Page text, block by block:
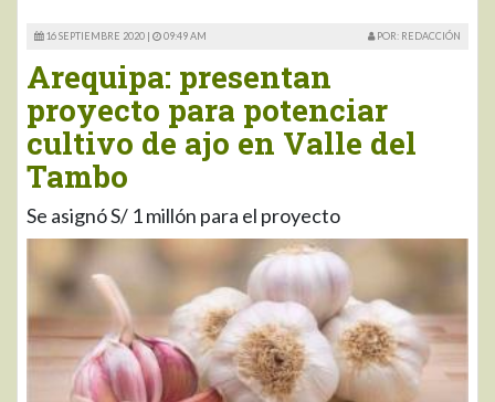
16 SEPTIEMBRE 2020 | 09:49 AM POR: REDACCIÓN
Arequipa: presentan
proyecto para potenciar
cultivo de ajo en Valle del
Tambo
Se asignó S/ 1 millón para el proyecto